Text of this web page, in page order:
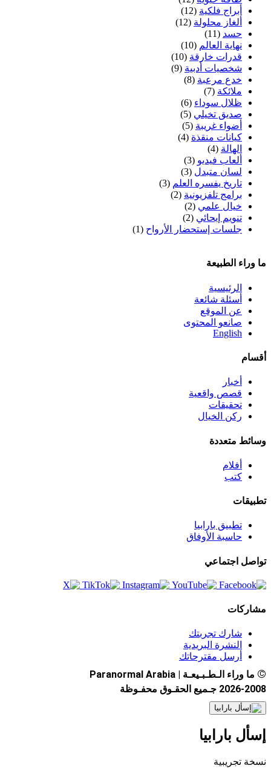
أبراج فلكية (12)
ألغاز محلولة (12)
حسد (11)
نهاية العالم (10)
قدرات خارقة (10)
شخصيات أدبية (9)
خدع مرعبة (8)
ملائكة (7)
ظلال سوداء (6)
صديق تخيلي (5)
أضواء غريبة (5)
كيانات منقذة (4)
الهالة (4)
ألعاب فيديو (3)
لسان متبدل (3)
تاريخ يفسره العلم (3)
برامج تلفزيونية (2)
خيال علمي (2)
تنويم إيحائي (2)
جلسات إستحضار الأرواح (1)
ما وراء الطبيعة
الرئيسية
أسئلة شائعة
عن الموقع
صانعو المحتوى
English
أقسام
أخبار
قصص واقعية
تحقيقات
ركن الخيال
وسائط متعددة
أفلام
كتب
تطبيقات
تطبيق بارابيا
حاسبة الأوفاق
تواصل اجتماعي
مشاركات
شارك تجربتك
النشرة البريدية
أرسل مقترحاتك
© ما وراء الـطـبـيعـة | Paranormal Arabia
2026-2008 جـميع الحقـوق محفـوظة
إسأل بارابيا
نسخة تجريبية